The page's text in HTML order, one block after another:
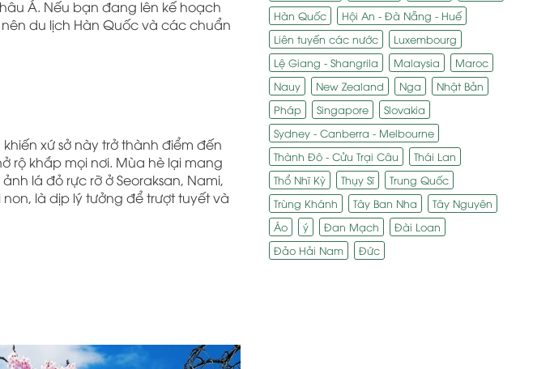
Á. Nếu bạn đang lên kế hoạch
du lịch Hàn Quốc và các chuẩn
xứ sở này trở thành điểm đến
rộ khắp mọi nơi. Mùa hè lại mang
lá đỏ rực rỡ ở Seoraksan, Nami,
là dịp lý tưởng để trượt tuyết và
Hàn Quốc
Hội An - Đà Nẵng - Huế
Liên tuyến các nước
Luxembourg
Lệ Giang - Shangrila
Malaysia
Maroc
Nauy
New Zealand Nga
Nhật Bản
Pháp
Singapore
Slovakia
Sydney - Canberra - Melbourne
Thành Đô - Cửu Trại Câu
Thái Lan
Thổ Nhĩ Kỳ
Thụy Sĩ
Trung Quốc
Trùng Khánh
Tây Ban Nha
Tây Nguyên
Áo
ý Đan Mạch
Đài Loan
Đảo Hải Nam
Đức